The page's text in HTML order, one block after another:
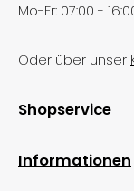
Mo-Fr: 07:00 -
Oder über unser
Shopservice
Informationen